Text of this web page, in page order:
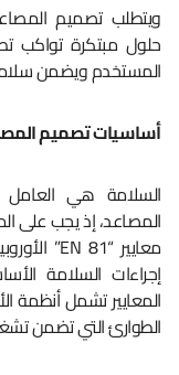
ويتطلب تصميم
حلول مبتكرة تواكب
المستخدم ويضمن
أساسيات تصميم
السلامة هي
المصاعد، إذ يجب على
إجراءات السلامة
المعايير تشمل أنظمة
الطوارئ التي تضمن